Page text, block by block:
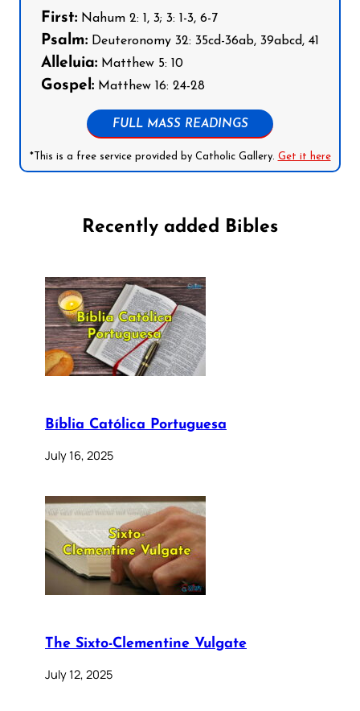
First: Nahum 2: 1, 3; 3: 1-3, 6-7
Psalm: Deuteronomy 32: 35cd-36ab, 39abcd, 41
Alleluia: Matthew 5: 10
Gospel: Matthew 16: 24-28
FULL MASS READINGS
*This is a free service provided by Catholic Gallery. Get it here
Recently added Bibles
Bíblia Católica Portuguesa
July 16, 2025
The Sixto-Clementine Vulgate
July 12, 2025